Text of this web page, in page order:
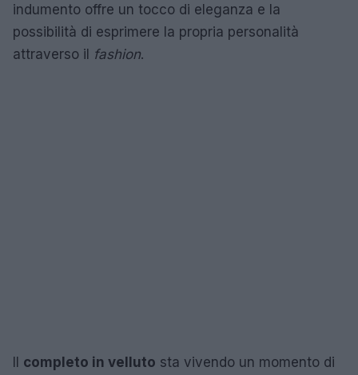
indumento offre un tocco di eleganza e la
possibilità di esprimere la propria personalità
attraverso il fashion.
Il completo in velluto sta vivendo un momento di